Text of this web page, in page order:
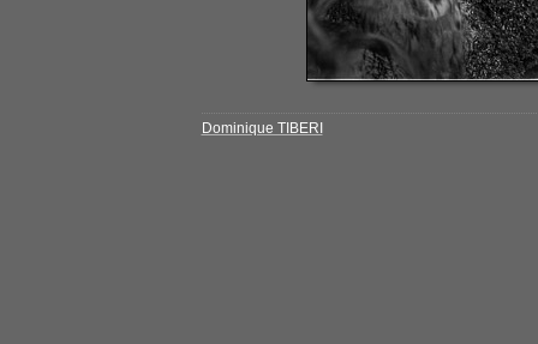
Dominique TIBERI